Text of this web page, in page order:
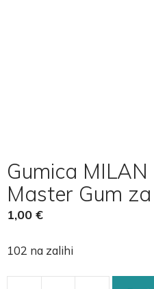
Gumica
Master Gum
1,00 €
102 na zalihi